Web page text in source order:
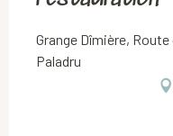
Grange Dîmière, Route
Paladru